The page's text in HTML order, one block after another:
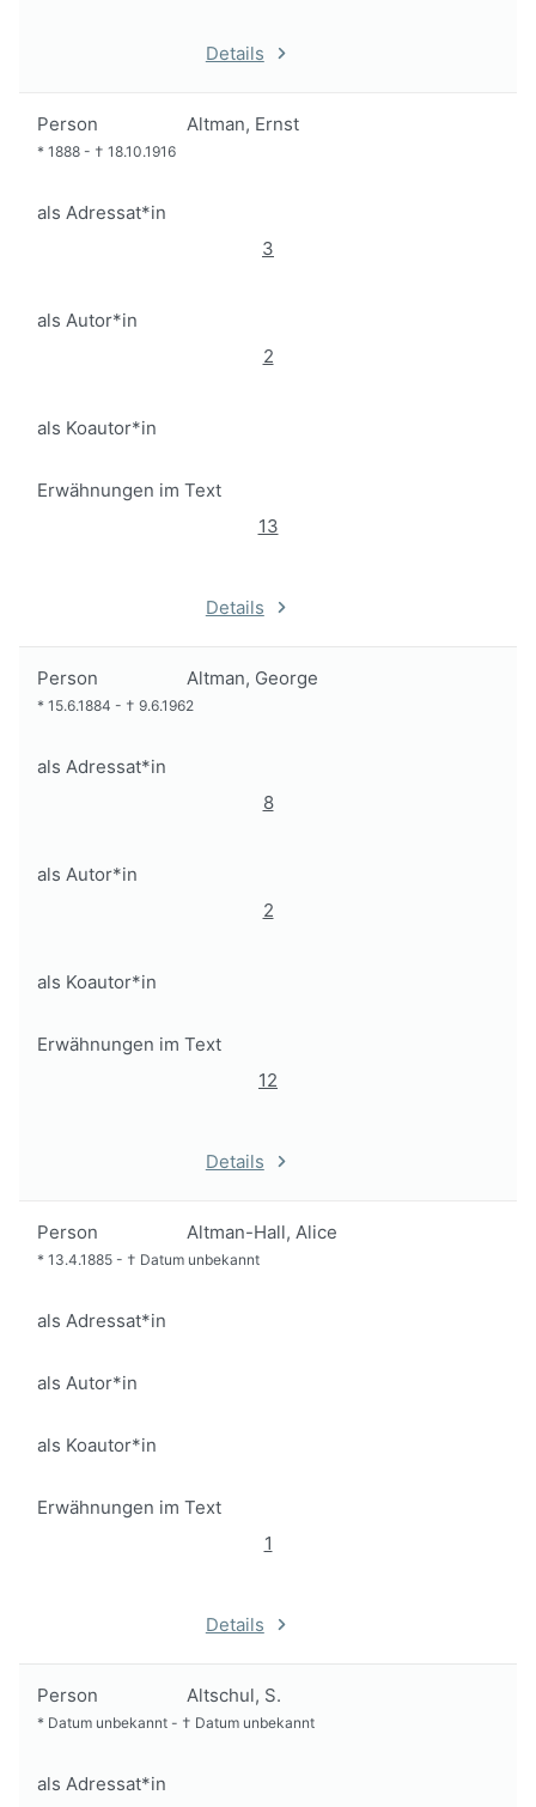
Details
Person Altman, Ernst
* 1888 - † 18.10.1916
als Adressat*in
3
als Autor*in
2
als Koautor*in
Erwähnungen im Text
13
Details
Person Altman, George
* 15.6.1884 - † 9.6.1962
als Adressat*in
8
als Autor*in
2
als Koautor*in
Erwähnungen im Text
12
Details
Person Altman-Hall, Alice
* 13.4.1885 - † Datum unbekannt
als Adressat*in
als Autor*in
als Koautor*in
Erwähnungen im Text
1
Details
Person Altschul, S.
* Datum unbekannt - † Datum unbekannt
als Adressat*in